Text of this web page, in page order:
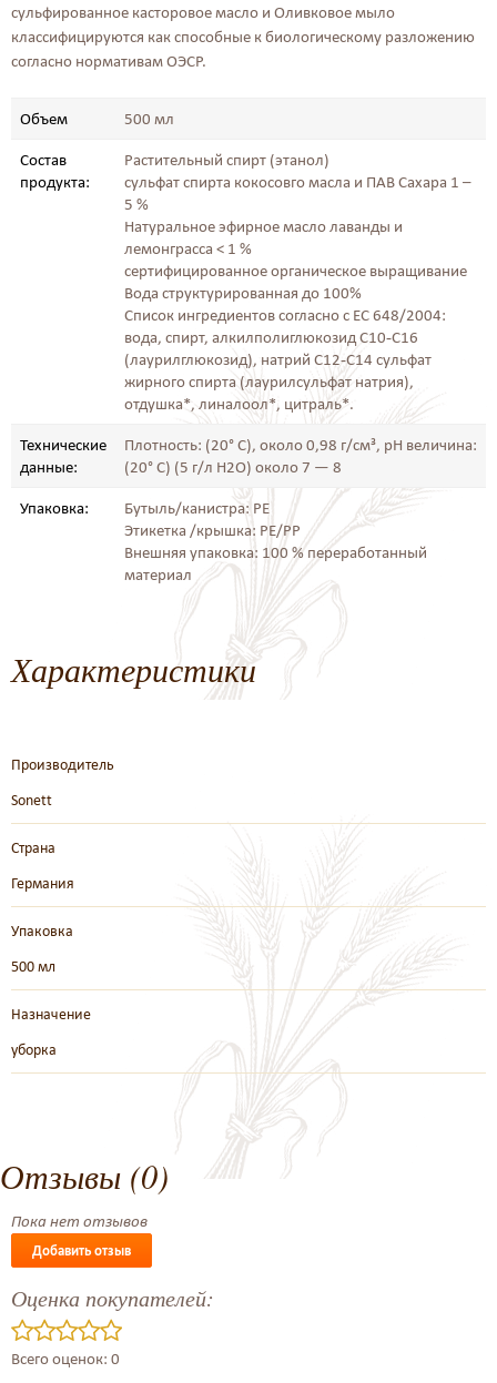
сульфированное касторовое масло и Оливковое мыло
классифицируются как способные к биологическому разложению
согласно нормативам ОЭСР.
Объем 500 мл
Состав
продукта:
Растительный спирт (этанол)
сульфат спирта кокосовго масла и ПАВ Сахара 1 –
5 %
Натуральное эфирное масло лаванды и
лемонграсса < 1 %
сертифицированное органическое выращивание
Вода структурированная до 100%
Список ингредиентов согласно с EC 648/2004:
вода, спирт, алкилполиглюкозид C10-C16
(лаурилглюкозид), натрий C12-C14 сульфат
жирного спирта (лаурилсульфат натрия),
отдушка*, линалоол*, цитраль*.
Технические
данные:
Плотность: (20° C), около 0,98 г/см³, pH величина:
(20° C) (5 г/л H2O) около 7 — 8
Упаковка:
Бутыль/канистра: PE
Этикетка /крышка: PE/PP
Внешняя упаковка: 100 % переработанный
материал
Характеристики
Производитель
Sonett
Страна
Германия
Упаковка
500 мл
Назначение
уборка
Отзывы (0)
Пока нет отзывов
Добавить отзыв
Оценка покупателей:
Всего оценок: 0